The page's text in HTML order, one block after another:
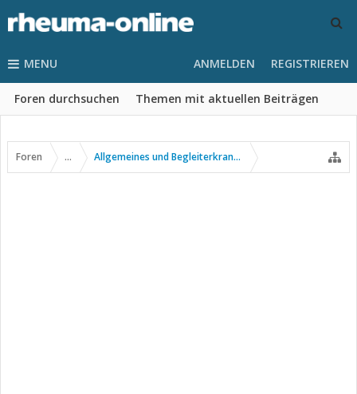
MENU
Foren durchsuchen Themen mit aktuellen Beiträgen
ANMELDEN REGISTRIEREN
Foren ... Allgemeines und Begleiterkrankungen